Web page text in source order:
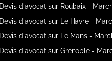
Devis d'avocat sur Roubaix -
Devis d'avocat sur Le Havre -
Devis d'avocat sur Le Mans -
Devis d'avocat sur Grenoble -